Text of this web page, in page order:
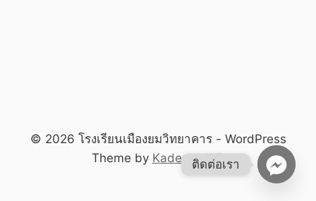
© 2026 โรงเรียนเมืองยมวิทยาคาร - WordPress
Theme by Kadence WP
ติดต่อเรา